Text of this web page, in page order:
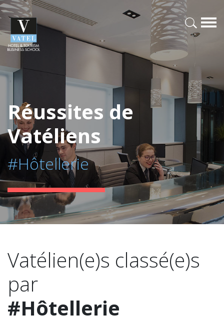
Réussites de
Vatéliens
#Hôtellerie
Vatélien(e)s classé(e)s
par
#Hôtellerie